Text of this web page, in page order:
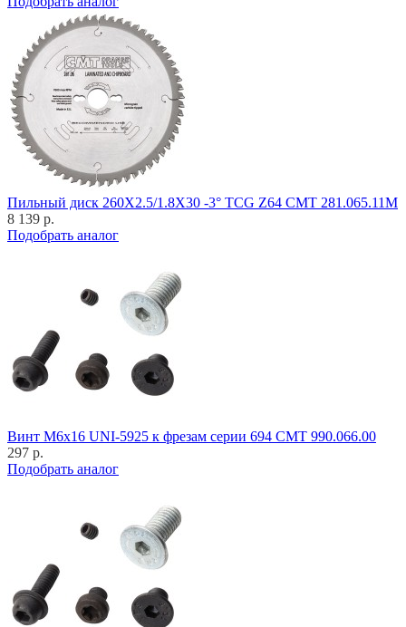
Пильный диск 260X2.5/1.8X30 -3° TCG Z64 CMT 281.065.11M
8 139 р.
Подобрать аналог
Винт M6x16 UNI-5925 к фрезам серии 694 CMT 990.066.00
297 р.
Подобрать аналог